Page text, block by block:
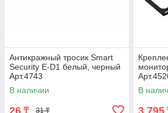
Антикражный тросик Smart
Security E-D1 белый, черный
Арт.4743
В наличии
26 ₸ 31 ₸
В
3 795